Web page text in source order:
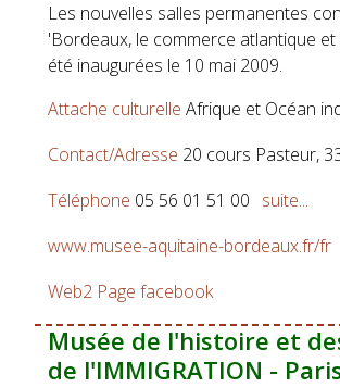
Les nouvelles salles permanentes
'Bordeaux, le commerce atlantique
été inaugurées le 10 mai 2009.
Attache culturelle Afrique et Océan
Contact/Adresse 20 cours Pasteur,
Téléphone 05 56 01 51 00
www.musee-aquitaine-bordeaux.fr/fr
Web2 Page facebook
suite...
Musée de l'histoire et
de l'IMMIGRATION -